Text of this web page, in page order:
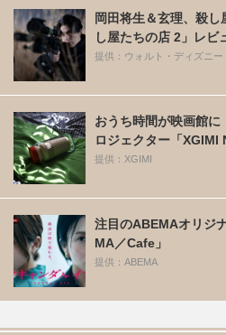
岡田将生＆玄理、殺
し屋たちの店 2」レビ
提供：ウォルト・ディズニー
おうち時間が映画館
ロジェクター「XGIMI
提供：XGIMI
注目のABEMAオリジ
MA／Cafe」
提供：ABEMA